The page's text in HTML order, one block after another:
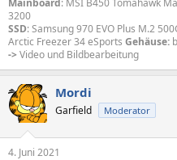
Mainboard: MSI B450 Tomahawk
3200
SSD: Samsung 970 EVO Plus M.2
Arctic Freezer 34 eSports Gehäuse:
->Video und Bildbearbeitung
Mordi
Garfield Moderator
4. Juni 2021